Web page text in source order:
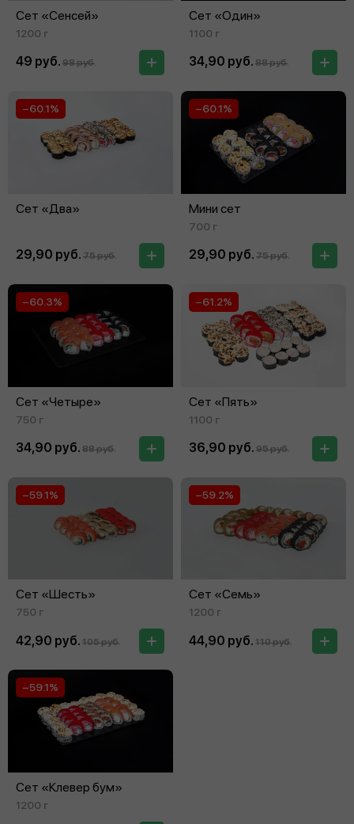
Сет «Сенсей»
1200 г
49 руб. 98 руб.
Сет «Один»
1100 г
34,90 руб. 88 руб.
Сет «Два»
−60.1%
29,90 руб. 75 руб.
Мини сет
−60.1%
700 г
29,90 руб. 75 руб.
Сет «Четыре»
−60.3%
750 г
34,90 руб. 88 руб.
Сет «Пять»
−61.2%
1100 г
36,90 руб. 95 руб.
Сет «Шесть»
−59.1%
750 г
42,90 руб. 105 руб.
Сет «Семь»
−59.2%
1200 г
44,90 руб. 110 руб.
Сет «Клевер бум»
−59.1%
1200 г